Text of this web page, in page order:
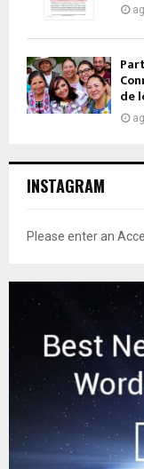
de
INSTAGRAM
Please enter an